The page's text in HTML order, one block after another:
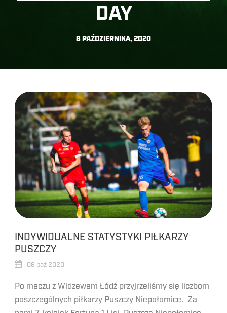
DAY
8 PAŹDZIERNIKA, 2020
INDYWIDUALNE STATYSTYKI PIŁKARZY
PUSZCZY
08 paź 2020
Po meczu z Widzewem Łódź przyjrzeliśmy się liczbom
poszczególnych piłkarzy Puszczy Niepołomice. Za